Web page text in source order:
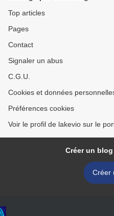
Top articles
Pages
Contact
Signaler un abus
C.G.U.
Cookies et données
Préférences cookies
Voir le profil de lakevio sur le
Créer un
Créer